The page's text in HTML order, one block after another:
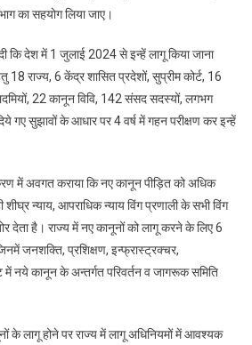
पुलिस
सीएम
दिया
का सहयोग लिया जाए।
कि देश में 1 जुलाई 2024 से इन्हें लागू किया जाना
राज्य, 6 केंद्र शासित प्रदेशों, सुप्रीम कोर्ट, 16
22 कानून विवि, 142 संसद सदस्यों, लगभग
गए सुझावों के आधार पर 4 वर्ष में गहन परीक्षण कर इन्हें
में अवगत कराया कि नए कानून पीड़ित को अधिक
न्याय, आपराधिक न्याय विंग प्रणाली के सभी विंग
देता है। राज्य में नए कानूनों को लागू करने के लिए 6
जनशक्ति, प्रशिक्षण, इन्फ्रास्ट्रक्चर,
में नये कानून के अन्तर्गत परिवर्तन व जागरूक समिति
के लागू होने पर राज्य में लागू अधिनियमों में आवश्यक